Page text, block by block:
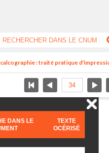
: traité pratique
DANS LE
TEXTE
OCÉRISÉ